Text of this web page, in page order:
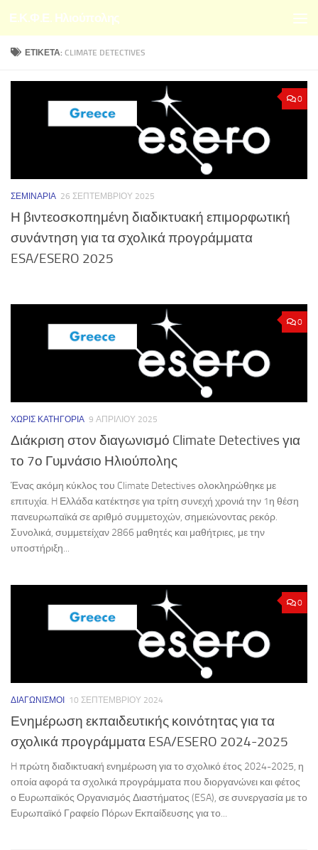
Skip to content
Ε.Κ.Φ.Ε. Ηλιούπολης
ΕΤΙΚΈΤΑ:CLIMATE DETECTIVES
0
ΣΕΜΙΝΆΡΙΑ 26 ΣΕΠΤΕΜΒΡΊΟΥ 2025
Η βιντεοσκοπημένη διαδικτυακή επιμορφωτική
συνάντηση για τα σχολικά προγράμματα
ESA/ESERO 2025
0
ΧΩΡΊΣ ΚΑΤΗΓΟΡΊΑ 9 ΑΠΡΙΛΊΟΥ 2025
Διάκριση στον διαγωνισμό Climate Detectives για
το 7ο Γυμνάσιο Ηλιούπολης
Ένας ακόμη κύκλος του Climate Detectives ολοκληρώθηκε με
επιτυχία. H Ελλάδα κατέκτησε για τρίτη συνεχή χρονιά την 1η θέση
πανευρωπαϊκά σε αριθμό συμμετοχών, σημειώνοντας ρεκόρ.
Συνολικά, συμμετείχαν 2866 μαθητές και μαθήτριες, με την
υποστήριξη...
0
ΔΙΑΓΩΝΙΣΜΟΊ 10 ΣΕΠΤΕΜΒΡΊΟΥ 2024
Ενημέρωση εκπαιδευτικής κοινότητας για τα
σχολικά προγράμματα ESA/ESERO 2024-2025
H πρώτη διαδικτυακή ενημέρωση για το σχολικό έτος 2024-2025, η
οποία αφορά τα σχολικά προγράμματα που διοργανώνει και φέτος
ο Ευρωπαϊκός Οργανισμός Διαστήματος (ESA), σε συνεργασία με το
Ευρωπαϊκό Γραφείο Πόρων Εκπαίδευσης για το...